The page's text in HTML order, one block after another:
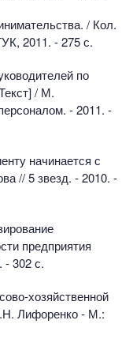
/ Кол.
2011. - 275 с.
по
/ М.
- 2011. -
начинается с
// 5 звезд. - 2010. -
предприятия
302 с.
хозяйственной
Лифоренко - М.: